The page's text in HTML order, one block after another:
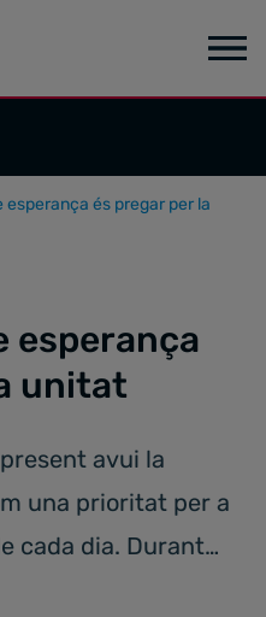
esperança és pregar per la
esperança
unitat
avui la
una prioritat per a
cada dia. Durant…